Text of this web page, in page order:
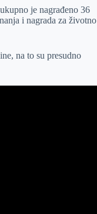
je nagrađeno 36
i nagrada za životno
na to su presudno